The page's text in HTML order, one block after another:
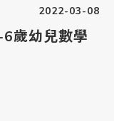
2022-03-08
歲幼兒數學